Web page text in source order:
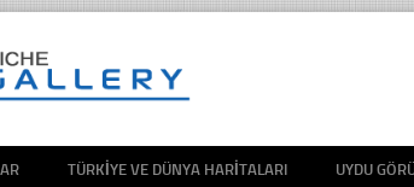
TÜRKIYE VE DÜNYA HARITALARI UYDU